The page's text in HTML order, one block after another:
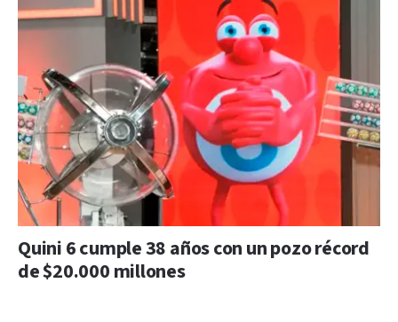
Quini 6 cumple 38 años con un pozo récord
de $20.000 millones